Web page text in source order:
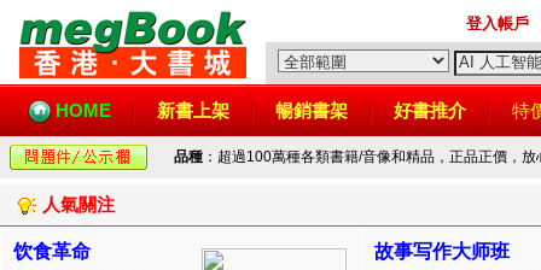
登入帳戶
HOME 新書上架 暢銷書架 好書推介 特
品種 ：超過100萬種各類書籍/音像和精品，正品正價，
人氣關注
饮食革命 故事写作大师班